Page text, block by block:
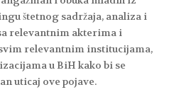
štetnog sadržaja, analiza i
relevantnim akterima i
relevantnim institucijama,
u BiH kako bi se
uticaj ove pojave.